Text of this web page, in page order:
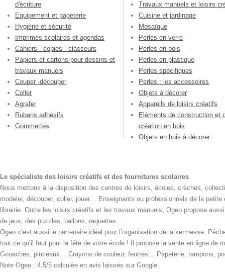
d'écriture
Equipement et papeterie
Hygiène et sécurité
Imprimés scolaires et agendas
Cahiers - copies - classeurs
Papiers et cartons pour dessins et
travaux manuels
Couper -découper
Coller
Agrafer
Rubans adhésifs
Gommettes
Travaux manuels et loisirs
Cuisine et jardinage
Mosaïque
Perles en verre
Perles en bois
Perles en plastique
Perles spécifiques
Perles : les accessoires
Objets à décorer
Appareils de loisirs créatifs
Eléments de construction et
création en bois
Objets en bois à décorer
Le spécialiste des loisirs créatifs et des fournitures scolaires
Nous mettons à la disposition des centres de loisirs, écoles, crèches,
modeler, découper, coller, jouer… Enseignants ou professionnels de la
librairie. Outre les loisirs créatifs et les travaux manuels, Ogeo propose
de jeux, des puzzles, ballons, raquettes…
Ogeo c’est aussi le partenaire idéal pour l’organisation de la kermesse.
tout ce qu’il faut pour la fête de votre école ! Il propose la vente en ligne
Gouaches, pinceaux… Crayons de couleur, feutres… Papeterie, tampons,
Note Ogeo : 4.5/5 calculée en avis laissés sur Google.